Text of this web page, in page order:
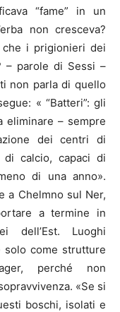
“fame” in un
non cresceva?
che i prigionieri dei
– parole di Sessi –
non parla di quello
« “Batteri”: gli
eliminare – sempre
dei centri di
di calcio, capaci di
di una anno».
a Chelmno sul Ner,
a termine in
dell’Est. Luoghi
come strutture
perché non
«Se si
boschi, isolati e